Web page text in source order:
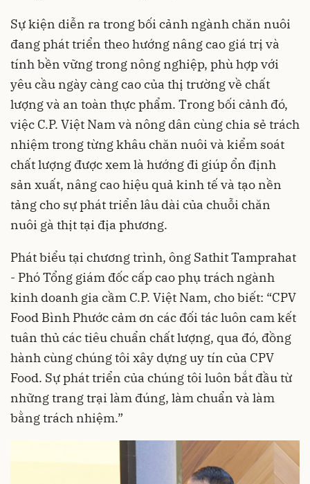
Sự kiện diễn ra trong bối cảnh ngành chăn nuôi
đang phát triển theo hướng nâng cao giá trị và
tính bền vững trong nông nghiệp, phù hợp với
yêu cầu ngày càng cao của thị trường về chất
lượng và an toàn thực phẩm. Trong bối cảnh đó,
việc C.P. Việt Nam và nông dân cùng chia sẻ trách
nhiệm trong từng khâu chăn nuôi và kiểm soát
chất lượng được xem là hướng đi giúp ổn định
sản xuất, nâng cao hiệu quả kinh tế và tạo nền
tảng cho sự phát triển lâu dài của chuỗi chăn
nuôi gà thịt tại địa phương.
Phát biểu tại chương trình, ông Sathit Tamprahat
- Phó Tổng giám đốc cấp cao phụ trách ngành
kinh doanh gia cầm C.P. Việt Nam, cho biết: “CPV
Food Bình Phước cảm ơn các đối tác luôn cam kết
tuân thủ các tiêu chuẩn chất lượng, qua đó, đồng
hành cùng chúng tôi xây dựng uy tín của CPV
Food. Sự phát triển của chúng tôi luôn bắt đầu từ
những trang trại làm đúng, làm chuẩn và làm
bằng trách nhiệm.”